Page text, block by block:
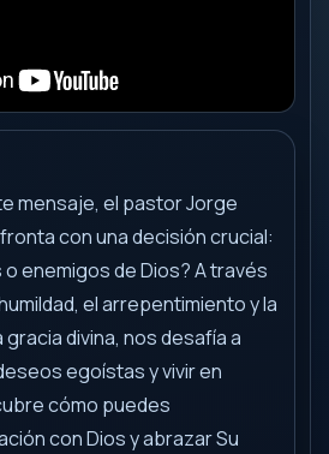
mensaje, el pastor Jorge
con una decisión crucial:
enemigos de Dios? A través
el arrepentimiento y la
divina, nos desafía a
egoístas y vivir en
cómo puedes
con Dios y abrazar Su